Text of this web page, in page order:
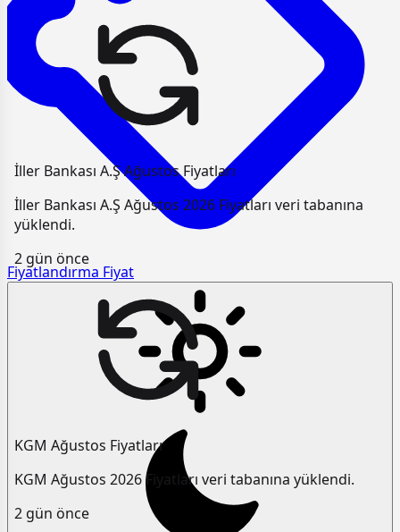
Fiyatlandırma Fiyat
İller Bankası A.Ş Ağustos Fiyatları
İller Bankası A.Ş Ağustos 2026 Fiyatları veri tabanına
yüklendi.
2 gün önce
KGM Ağustos Fiyatları
KGM Ağustos 2026 Fiyatları veri tabanına yüklendi.
2 gün önce